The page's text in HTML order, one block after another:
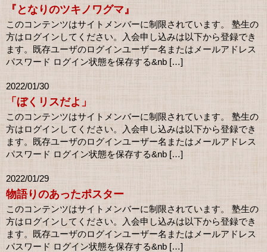
『となりのツキノワグマ』
このコンテンツはサイトメンバーに制限されています。 塾生の
方はログインしてください。入会申し込みは以下から登録でき
ます。既存ユーザのログインユーザー名またはメールアドレス
パスワード ログイン状態を保存する&nb […]
2022/01/30
「ぼくリスだよ」
このコンテンツはサイトメンバーに制限されています。 塾生の
方はログインしてください。入会申し込みは以下から登録でき
ます。既存ユーザのログインユーザー名またはメールアドレス
パスワード ログイン状態を保存する&nb […]
2022/01/29
物語りのあったポスター
このコンテンツはサイトメンバーに制限されています。 塾生の
方はログインしてください。入会申し込みは以下から登録でき
ます。既存ユーザのログインユーザー名またはメールアドレス
パスワード ログイン状態を保存する&nb […]